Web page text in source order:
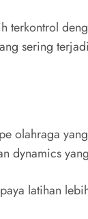
sering
olahraga
dynamics
latihan